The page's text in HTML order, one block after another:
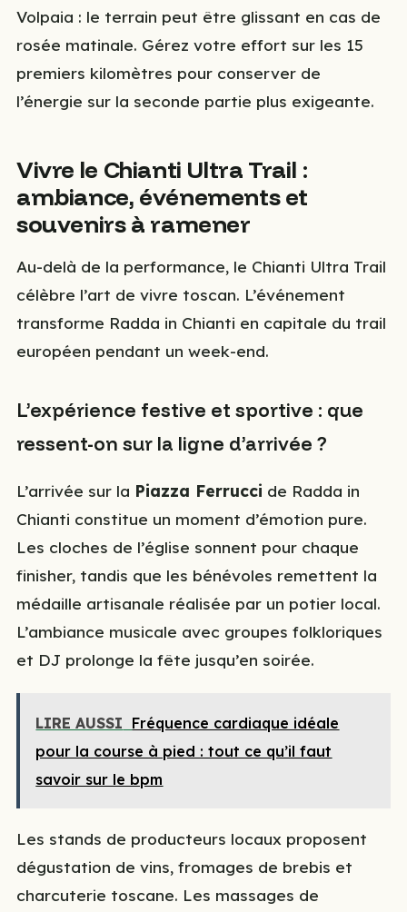
Volpaia : le terrain peut être glissant en cas de
rosée matinale. Gérez votre effort sur les 15
premiers kilomètres pour conserver de
l’énergie sur la seconde partie plus exigeante.
Vivre le Chianti Ultra Trail :
ambiance, événements et
souvenirs à ramener
Au-delà de la performance, le Chianti Ultra Trail
célèbre l’art de vivre toscan. L’événement
transforme Radda in Chianti en capitale du trail
européen pendant un week-end.
L’expérience festive et sportive : que
ressent-on sur la ligne d’arrivée ?
L’arrivée sur la Piazza Ferrucci de Radda in
Chianti constitue un moment d’émotion pure.
Les cloches de l’église sonnent pour chaque
finisher, tandis que les bénévoles remettent la
médaille artisanale réalisée par un potier local.
L’ambiance musicale avec groupes folkloriques
et DJ prolonge la fête jusqu’en soirée.
LIRE AUSSI Fréquence cardiaque idéale
pour la course à pied : tout ce qu’il faut
savoir sur le bpm
Les stands de producteurs locaux proposent
dégustation de vins, fromages de brebis et
charcuterie toscane. Les massages de